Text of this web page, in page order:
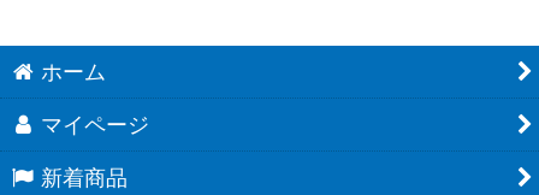
ホーム
マイページ
新着商品